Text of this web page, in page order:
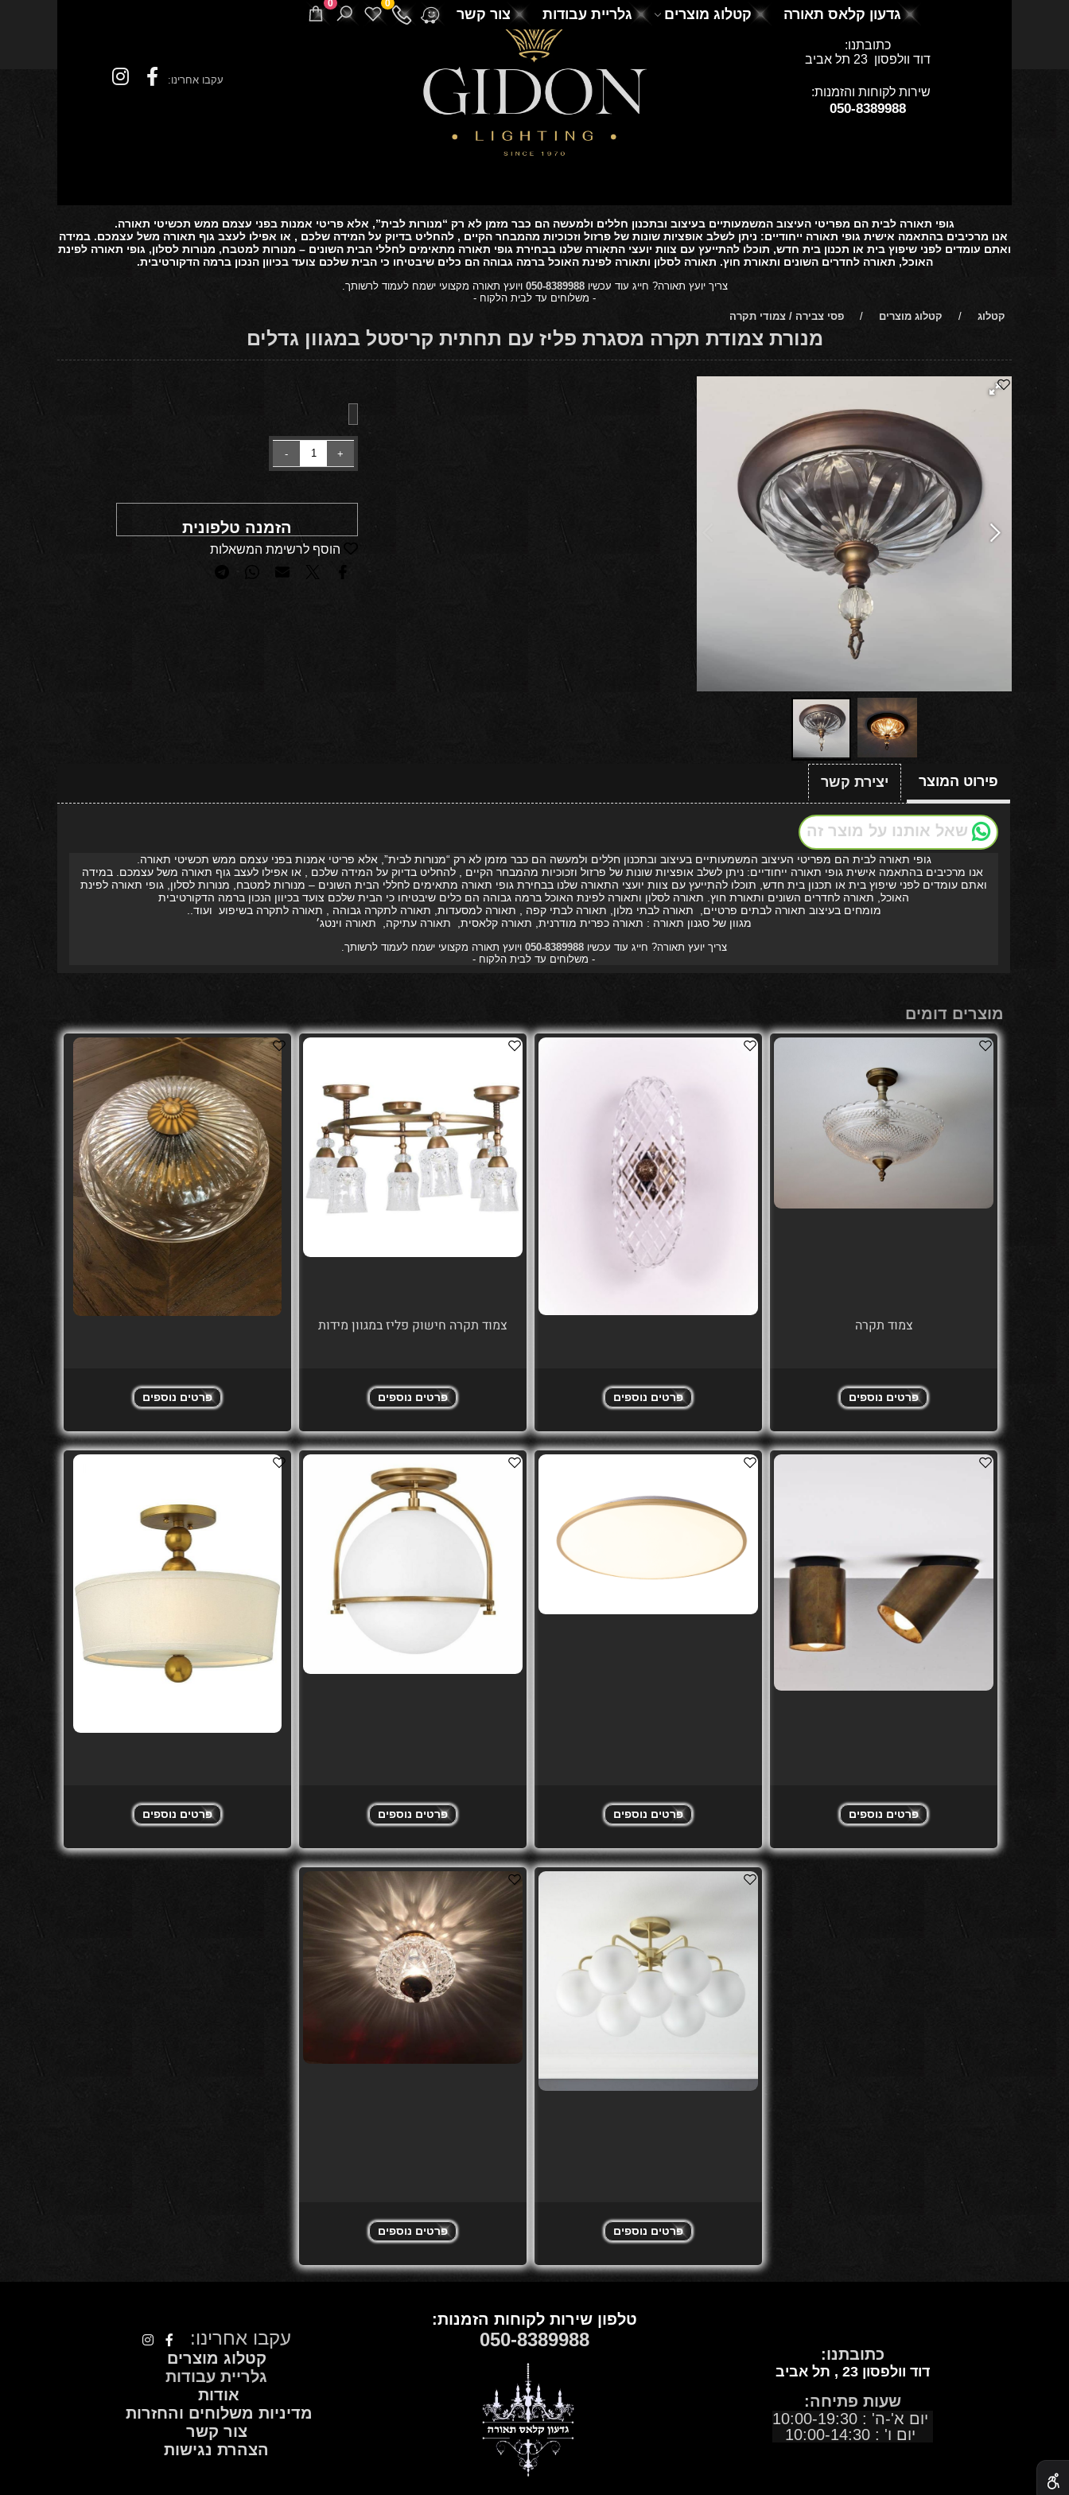
כתובתנו:
דוד וולפסון 23
תל אביב
שירות לקוחות והזמנות:
050-8389988
עקבו אחרינו:
0 0
גדעון קלאס תאורה קטלוג מוצרים גלריית עבודות צור קשר
גופי תאורה לבית הם מפריטי העיצוב המשמעותיים בעיצוב ובתכנון חללים ולמעשה הם כבר מזמן לא רק “מנורות לבית”, אלא פריטי אמנות בפני עצמם ממש תכשיטי תאורה.
אנו מרכיבים בהתאמה אישית גופי תאורה ייחודיים: ניתן לשלב אופציות שונות של פרזול וזכוכיות מהמבחר הקיים , להחליט בדיוק על המידה שלכם , או אפילו לעצב גוף תאורה משל עצמכם. במידה
ואתם עומדים לפני שיפוץ בית או תכנון בית חדש, תוכלו להתייעץ עם צוות יועצי התאורה שלנו בבחירת גופי תאורה מתאימים לחללי הבית השונים – מנורות למטבח, מנורות לסלון, גופי תאורה לפינת
האוכל, תאורה לחדרים השונים ותאורת חוץ. תאורה לסלון ותאורה לפינת האוכל ברמה גבוהה הם כלים שיבטיחו כי הבית שלכם צועד בכיוון הנכון ברמה הדקורטיבית.
צריך יועץ תאורה? חייג עוד עכשיו050-8389988 ויועץ תאורה מקצועי ישמח לעמוד לרשותך.
- משלוחים עד לבית הלקוח -
קטלוג
/ קטלוג מוצרים / פסי צבירה / צמודי תקרה
מנורת צמודת תקרה מסגרת פליז עם תחתית קריסטל במגוון גדלים
הזמנה טלפונית
הוסף לרשימת המשאלות
פירוט המוצר יצירת קשר
שאל אותנו על מוצר זה
גופי תאורה לבית הם מפריטי העיצוב המשמעותיים בעיצוב ובתכנון חללים ולמעשה הם כבר מזמן לא רק “מנורות לבית”, אלא פריטי אמנות בפני עצמם ממש תכשיטי תאורה.
אנו מרכיבים בהתאמה אישית גופי תאורה ייחודיים: ניתן לשלב אופציות שונות של פרזול וזכוכיות מהמבחר הקיים , להחליט בדיוק על המידה שלכם , או אפילו לעצב גוף תאורה משל עצמכם. במידה
ואתם עומדים לפני שיפוץ בית או תכנון בית חדש, תוכלו להתייעץ עם צוות יועצי התאורה שלנו בבחירת גופי תאורה מתאימים לחללי הבית השונים – מנורות למטבח, מנורות לסלון, גופי תאורה לפינת
האוכל, תאורה לחדרים השונים ותאורת חוץ. תאורה לסלון ותאורה לפינת האוכל ברמה גבוהה הם כלים שיבטיחו כי הבית שלכם צועד בכיוון הנכון ברמה הדקורטיבית
מומחים בעיצוב תאורה לבתים פרטיים, תאורה לבתי מלון, תאורה לבתי קפה , תאורה למסעדות, תאורה לתקרה גבוהה , תאורה לתקרה בשיפוע ועוד..
מגוון של סגנון תאורה : תאורה כפרית מודרנית, תאורה קלאסית, תאורה עתיקה, תאורה וינטג׳
צריך יועץ תאורה? חייג עוד עכשיו050-8389988 ויועץ תאורה מקצועי ישמח לעמוד לרשותך.
- משלוחים עד לבית הלקוח -
מוצרים דומים
צמוד תקרה
פרטים נוספים פרטים נוספים
צמוד תקרה חישוק פליז במגוון מידות
פרטים נוספים פרטים נוספים
פרטים נוספים פרטים נוספים פרטים נוספים פרטים נוספים
פרטים נוספים פרטים נוספים
כתובתנו:
דוד וולפסון 23 , תל אביב
שעות פתיחה:
יום א'-ה' : 10:00-19:30
יום ו' : 10:00-14:30
טלפון שירות לקוחות הזמנות:
050-8389988 עקבו אחרינו:
קטלוג מוצרים
גלריית עבודות
אודות
מדיניות משלוחים והחזרות
צור קשר
הצהרת נגישות